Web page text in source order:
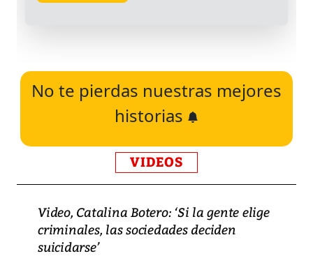
No te pierdas nuestras mejores
historias
VIDEOS
Video, Catalina Botero: ‘Si la gente elige
criminales, las sociedades deciden
suicidarse’